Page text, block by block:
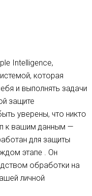
Intelligence,
которая
и выполнять задачи
защите
уверены, что никто
к вашим данным —
для защиты
этапе . Он
обработки на
личной